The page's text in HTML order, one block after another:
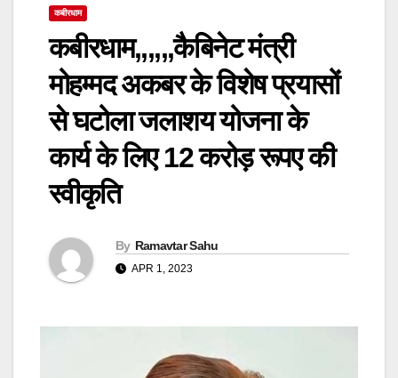
कबीरधाम
कबीरधाम,,,,,,कैबिनेट मंत्री
मोहम्मद अकबर के विशेष प्रयासों
से घटोला जलाशय योजना के
कार्य के लिए 12 करोड़ रूपए की
स्वीकृति
By Ramavtar Sahu
APR 1, 2023